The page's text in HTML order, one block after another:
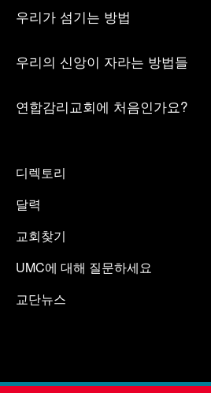
우리가 섬기는 방법
우리의 신앙이 자라는 방법들
연합감리교회에 처음인가요?
디렉토리
달력
교회찾기
UMC에 대해 질문하세요
교단뉴스